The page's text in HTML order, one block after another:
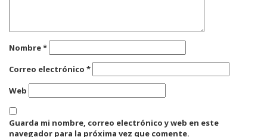
Nombre*
Correo electrónico *
Web
Guarda mi nombre, correo electrónico y web en este
navegador para la próxima vez que comente.